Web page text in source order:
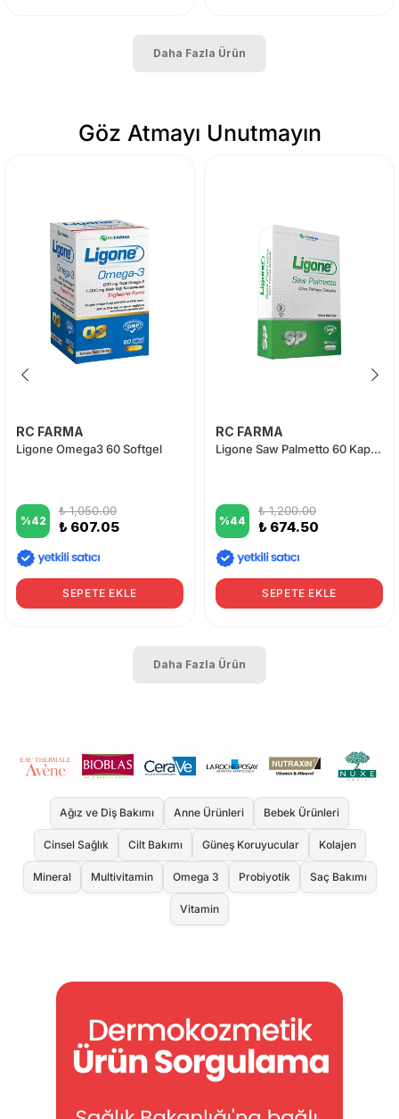
Daha Fazla Ürün
Göz Atmayı Unutmayın
RC FARMA
Ligone Omega3 60 Softgel
%42
₺ 1,050.00
₺ 607.05
SEPETE EKLE
RC FARMA
Ligone Saw Palmetto 60 Kapsül
%44
₺ 1,200.00
₺ 674.50
SEPETE EKLE
Daha Fazla Ürün
Ağız ve Diş Bakımı Anne Ürünleri Bebek Ürünleri
Cinsel Sağlık Cilt Bakımı Güneş Koruyucular Kolajen
Mineral Multivitamin Omega 3 Probiyotik Saç Bakımı
Vitamin